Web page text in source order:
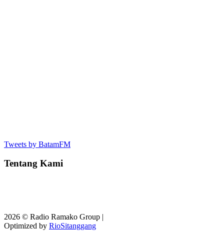
Tweets by BatamFM
Tentang Kami
2026 © Radio Ramako Group |
Optimized by RioSitanggang